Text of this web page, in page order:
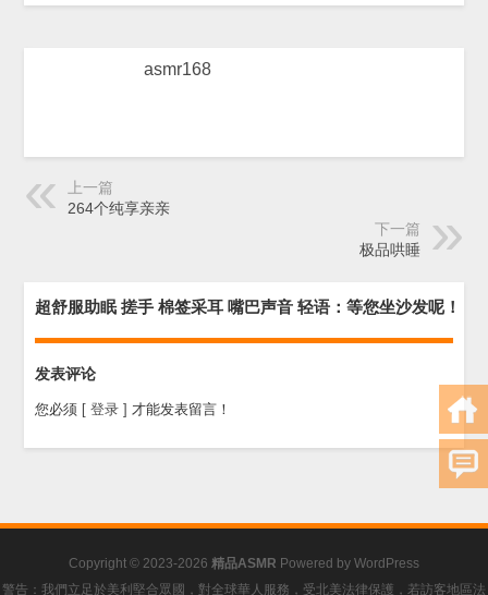
asmr168
上一篇
264个纯享亲亲
下一篇
极品哄睡
超舒服助眠 搓手 棉签采耳 嘴巴声音 轻语：等您坐沙发呢！
发表评论
您必须 [ 登录 ] 才能发表留言！
Copyright © 2023-2026 精品ASMR Powered by WordPress
警告：我們立足於美利堅合眾國，對全球華人服務，受北美法律保護，若訪客地區法